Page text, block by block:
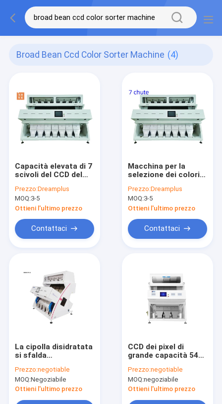
Broad Bean Ccd Color Sorter Machine (4)
Capacità elevata di 7
scivoli del CCD del
intelligente di colore
per i semi
Prezzo:Dreamplus
MOQ:3-5
Ottieni l'ultimo prezzo
Contattaci
Macchina per la
selezione dei colori
di caffè 7 cascata
448 canali
Prezzo:Dreamplus
MOQ:3-5
Ottieni l'ultimo prezzo
Contattaci
La cipolla disidratata
si sfalda
colore con un CCD di
5400 pixel
Prezzo:negotiable
MOQ:Negoziabile
Ottieni l'ultimo prezzo
CCD dei pixel di
grande capacità 5400
selezionatore 3 di
colore del cece del
CCD di rendimento
Prezzo:negotiable
MOQ:negoziabile
Ottieni l'ultimo prezzo